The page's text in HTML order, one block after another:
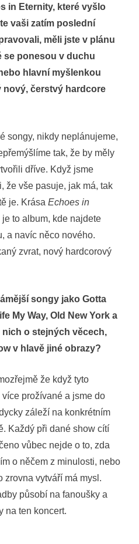
in Eternity, které vyšlo
vaši zatím poslední
měli jste v plánu
se ponesou v duchu
hlavní myšlenkou
nový, čerstvý hardcore
songy, nikdy neplánujeme,
tak, že by měly
dříve. Když jsme
že vše pasuje, jak má, tak
je. Krása Echoes in
to album, kde najdete
a navíc něco nového.
zvrat, nový hardcorový
songy jako Gotta
My Way, Old New York a
o stejných věcech,
v hlavě jiné obrazy?
že když tyto
prožívané a jsme do
záleží na konkrétním
Každý při dané show cítí
vůbec nejde o to, zda
o něčem z minulosti, nebo
zrovna vytváří má mysl.
působí na fanoušky a
na ten koncert.